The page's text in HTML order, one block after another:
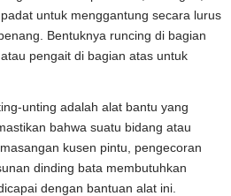
untuk menggantung secara lurus
Bentuknya runcing di bagian
pengait di bagian atas untuk
unting adalah alat bantu yang
bahwa suatu bidang atau
kusen pintu, pengecoran
dinding bata membutuhkan
dengan bantuan alat ini.